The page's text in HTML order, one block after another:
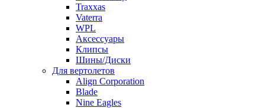
Traxxas
Vaterra
WPL
Аксессуары
Клипсы
Шины/Диски
Для вертолетов
Align Corporation
Blade
Nine Eagles